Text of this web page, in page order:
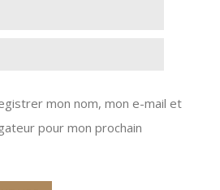
mon nom, mon e-mail et
pour mon prochain